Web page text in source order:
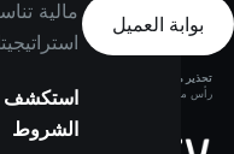
مالية
استكشف
الشروط
بوابة العميل
تحذير من المخاطر:
المنتجات ذات الرافعة
رأس مالك. تأكد من فهم المخاطر جيدًا قبل